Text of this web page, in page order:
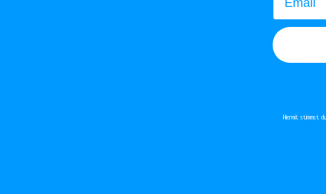
Hiermit stimmst